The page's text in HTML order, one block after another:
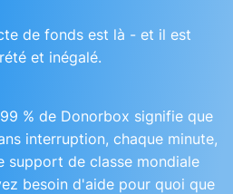
de fonds est là - et il est
et inégalé.
% de Donorbox signifie que
interruption, chaque minute,
support de classe mondiale
besoin d'aide pour quoi que